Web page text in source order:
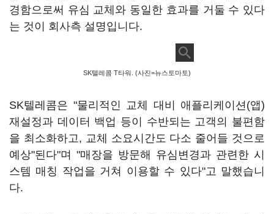
경함으로써 유심 교체와 동일한 효과를 거둘 수 있다
는 것이 회사측 설명입니다.
SK텔레콤 T타워. (사진=뉴스토마토)
SK텔레콤은 "물리적인 교체 대비 애플리케이션(앱)
재설정과 데이터 백업 등이 수반되는 고객의 불편함
을 최소화하고, 교체 소요시간도 다소 줄어들 것으로
예상"된다"며 "매장을 방문해 유심변경과 관련한 시
스템 매칭 작업을 거쳐 이용할 수 있다"고 말했습니
다.